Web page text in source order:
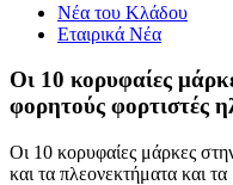
Νέα του Κλάδου
Εταιρικά Νέα
Οι 10 κορυφαίες
φορητούς φορτιστές
Οι 10 κορυφαίες μάρκες
και τα πλεονεκτήματα και